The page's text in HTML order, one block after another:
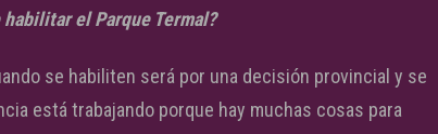
el Parque Termal?
se habiliten será por una decisión provincial y se
está trabajando porque hay muchas cosas para